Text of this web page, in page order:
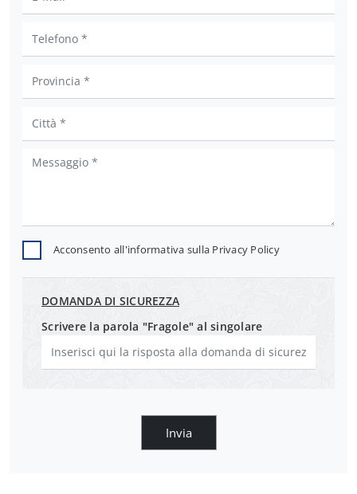
Acconsento all'informativa sulla Privacy Policy
DOMANDA DI SICUREZZA
Scrivere la parola "Fragole" al singolare
Invia